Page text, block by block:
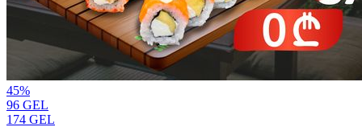
45%
96 GEL
174 GEL